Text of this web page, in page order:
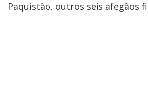
Paquistão, outros seis afegãos